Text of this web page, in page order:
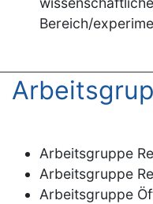
Bereich/
Arbeitsgruppe
Arbeitsgruppe
Arbeitsgruppe